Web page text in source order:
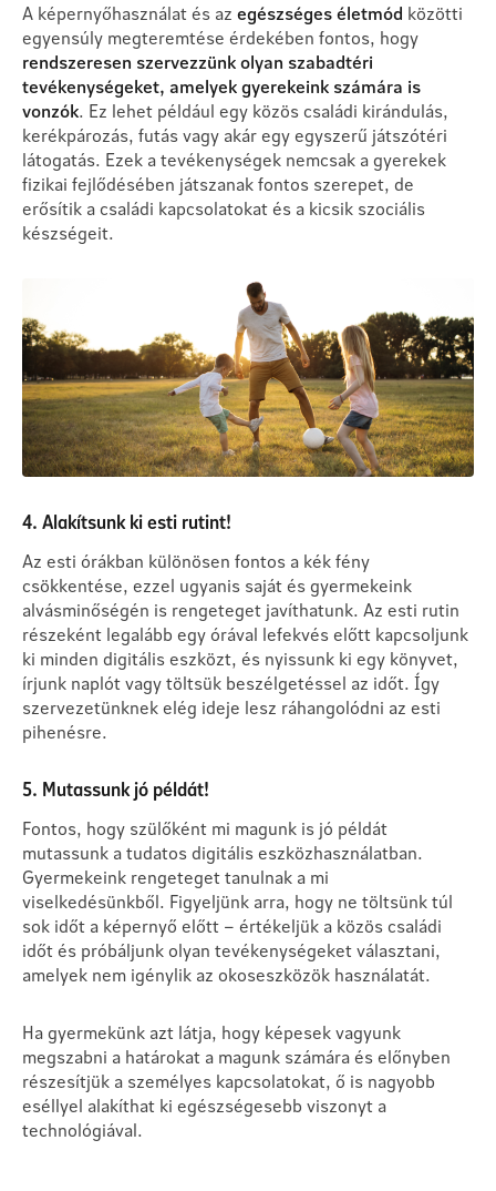
A képernyőhasználat és az egészséges életmód közötti
egyensúly megteremtése érdekében fontos, hogy
rendszeresen szervezzünk olyan szabadtéri
tevékenységeket, amelyek gyerekeink számára is
vonzók. Ez lehet például egy közös családi kirándulás,
kerékpározás, futás vagy akár egy egyszerű játszótéri
látogatás. Ezek a tevékenységek nemcsak a gyerekek
fizikai fejlődésében játszanak fontos szerepet, de
erősítik a családi kapcsolatokat és a kicsik szociális
készségeit.
4. Alakítsunk ki esti rutint!
Az esti órákban különösen fontos a kék fény
csökkentése, ezzel ugyanis saját és gyermekeink
alvásminőségén is rengeteget javíthatunk. Az esti rutin
részeként legalább egy órával lefekvés előtt kapcsoljunk
ki minden digitális eszközt, és nyissunk ki egy könyvet,
írjunk naplót vagy töltsük beszélgetéssel az időt. Így
szervezetünknek elég ideje lesz ráhangolódni az esti
pihenésre.
5. Mutassunk jó példát!
Fontos, hogy szülőként mi magunk is jó példát
mutassunk a tudatos digitális eszközhasználatban.
Gyermekeink rengeteget tanulnak a mi
viselkedésünkből. Figyeljünk arra, hogy ne töltsünk túl
sok időt a képernyő előtt – értékeljük a közös családi
időt és próbáljunk olyan tevékenységeket választani,
amelyek nem igénylik az okoseszközök használatát.
Ha gyermekünk azt látja, hogy képesek vagyunk
megszabni a határokat a magunk számára és előnyben
részesítjük a személyes kapcsolatokat, ő is nagyobb
eséllyel alakíthat ki egészségesebb viszonyt a
technológiával.